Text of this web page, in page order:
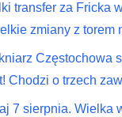
transfer za Fricka
zmiany z torem
Częstochowa
Chodzi o trzech
7 sierpnia. Wielka